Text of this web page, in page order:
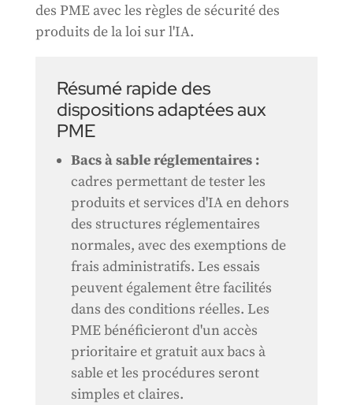
des PME avec les règles de sécurité des
produits de la loi sur l'IA.
Résumé rapide des
dispositions adaptées aux
PME
Bacs à sable réglementaires :
cadres permettant de tester les
produits et services d'IA en dehors
des structures réglementaires
normales, avec des exemptions de
frais administratifs. Les essais
peuvent également être facilités
dans des conditions réelles. Les
PME bénéficieront d'un accès
prioritaire et gratuit aux bacs à
sable et les procédures seront
simples et claires.